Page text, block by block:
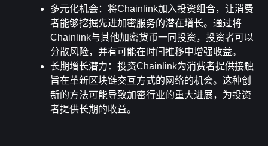
多元化机会：将Chainlink加入投资组合，让消费
者能够挖掘先进加密服务的潜在增长。通过将
Chainlink与其他加密货币一同投资，投资者可以
分散风险，并有可能在时间推移中增强收益。
长期增长潜力 ：投资Chainlink为消费者提供接触
旨在革新区块链交互方式的网络的机会。这种创
新的方法可能导致加密行业的重大进展，为投资
者提供长期的收益。